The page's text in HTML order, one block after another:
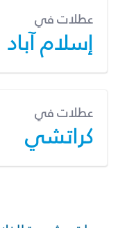
عطلات في
إسلام آباد
عطلات في
كراتشي